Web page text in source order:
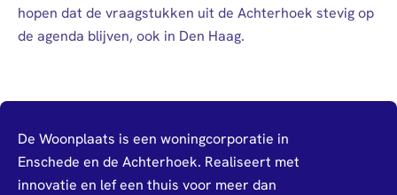
hopen dat de vraagstukken uit de Achterhoek stevig op
de agenda blijven, ook in Den Haag.
De Woonplaats is een woningcorporatie in
Enschede en de Achterhoek. Realiseert met
innovatie en lef een thuis voor meer dan